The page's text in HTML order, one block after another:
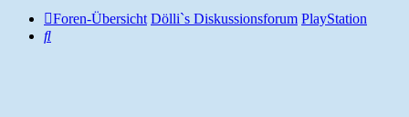
Foren-Übersicht Dölli`s Diskussionsforum PlayStation
Suche